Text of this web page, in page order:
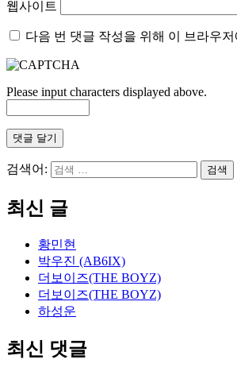
웹사이트
다음 번 댓글 작성을 위해 이 브라우
Please input characters displayed above.
검색어:
최신 글
황민현
박우진 (AB6IX)
더보이즈(THE BOYZ)
더보이즈(THE BOYZ)
하성운
최신 댓글